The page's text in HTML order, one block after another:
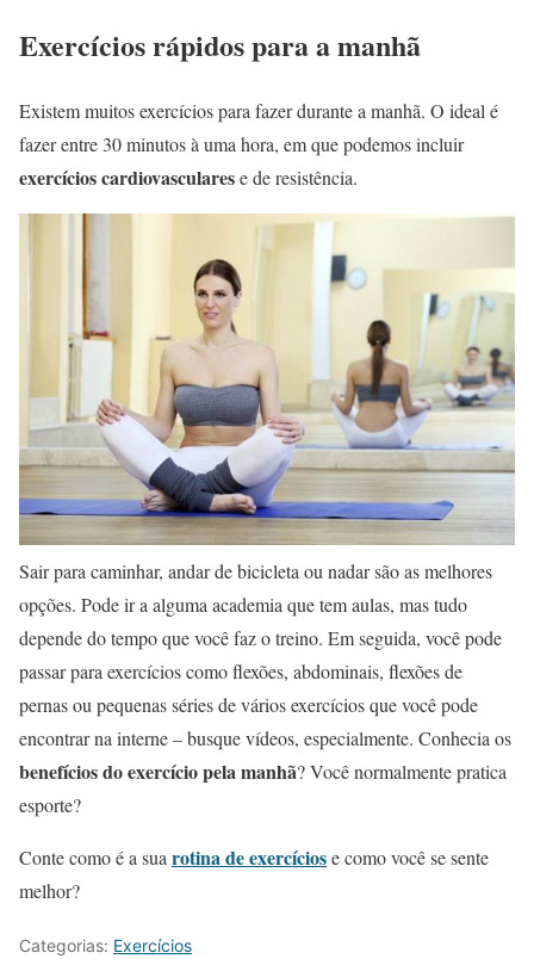
Exercícios rápidos para a manhã
Existem muitos exercícios para fazer durante a manhã. O ideal é
fazer entre 30 minutos à uma hora, em que podemos incluir
exercícios cardiovascularese de resistência.
Sair para caminhar, andar de bicicleta ou nadar são as melhores
opções. Pode ir a alguma academia que tem aulas, mas tudo
depende do tempo que você faz o treino. Em seguida, você pode
passar para exercícios como flexões, abdominais, flexões de
pernas ou pequenas séries de vários exercícios que você pode
encontrar na interne – busque vídeos, especialmente. Conhecia os
benefícios do exercício pela manhã? Você normalmente pratica
esporte?
Conte como é a sua rotina de exercíciose como você se sente
melhor?
Categorias: Exercícios